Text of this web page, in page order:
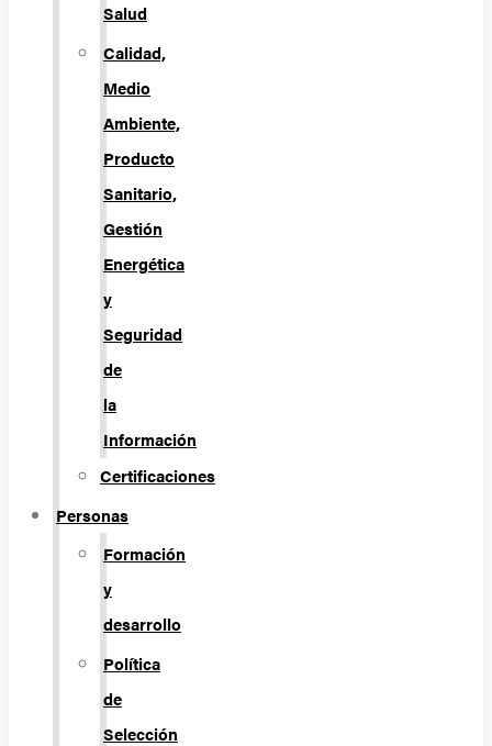
Salud
Calidad,
Medio
Ambiente,
Producto
Sanitario,
Gestión
Energética
y
Seguridad
de
la
Información
Certificaciones
Personas
Formación
y
desarrollo
Política
de
Selección